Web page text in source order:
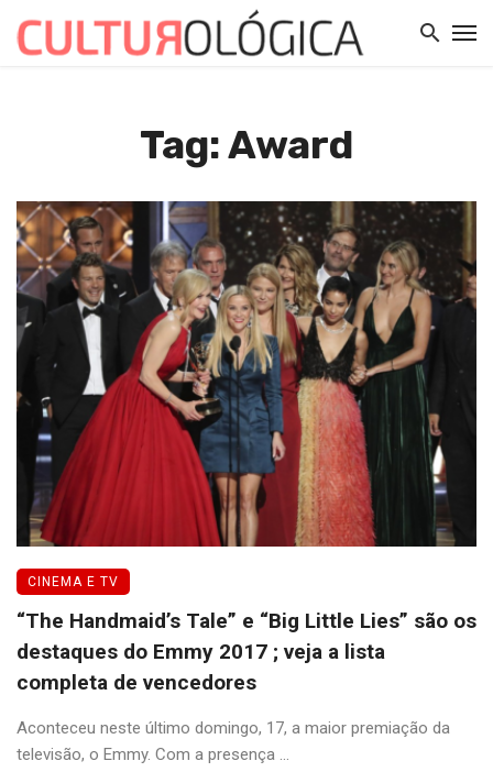
Tag: Award
CINEMA E TV
“The Handmaid’s Tale” e “Big Little Lies” são os
destaques do Emmy 2017 ; veja a lista
completa de vencedores
Aconteceu neste último domingo, 17, a maior premiação da
televisão, o Emmy. Com a presença ...